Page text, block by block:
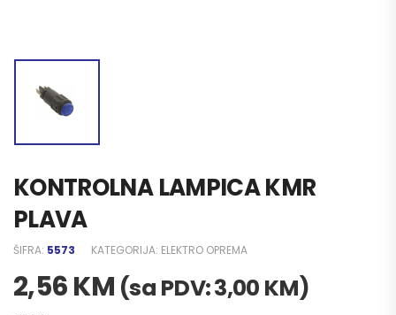
KONTROLNA LAMPICA KMR
PLAVA
ŠIFRA: 5573 KATEGORIJA: ELEKTRO OPREMA
2,56KM (sa PDV:3,00 KM)